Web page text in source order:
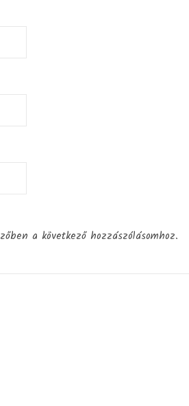
a következő hozzászólásomhoz.